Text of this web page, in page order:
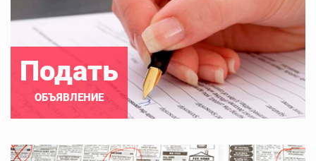
Подать
ОБЪЯВЛЕНИЕ